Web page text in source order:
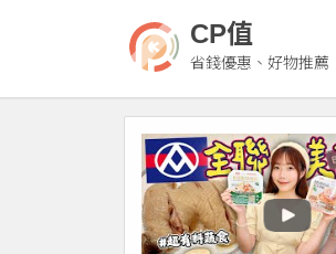
CP值
省錢優惠、好物推薦